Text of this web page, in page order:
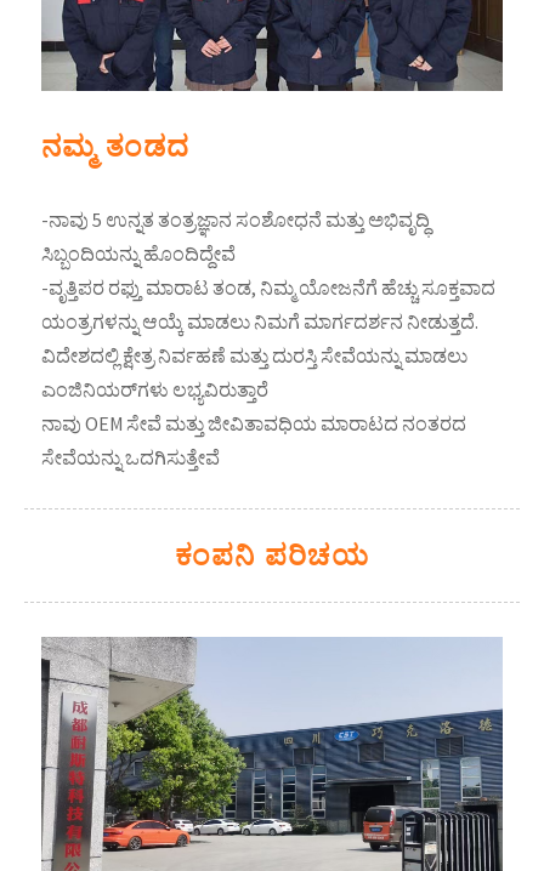
ನಮ್ಮ ತಂಡದ
-ನಾವು 5 ಉನ್ನತ ತಂತ್ರಜ್ಞಾನ ಸಂಶೋಧನೆ ಮತ್ತು ಅಭಿವೃದ್ಧಿ
ಸಿಬ್ಬಂದಿಯನ್ನು ಹೊಂದಿದ್ದೇವೆ
-ವೃತ್ತಿಪರ ರಫ್ತು ಮಾರಾಟ ತಂಡ, ನಿಮ್ಮ ಯೋಜನೆಗೆ ಹೆಚ್ಚು ಸೂಕ್ತವಾದ
ಯಂತ್ರಗಳನ್ನು ಆಯ್ಕೆ ಮಾಡಲು ನಿಮಗೆ ಮಾರ್ಗದರ್ಶನ ನೀಡುತ್ತದೆ.
ವಿದೇಶದಲ್ಲಿ ಕ್ಷೇತ್ರ ನಿರ್ವಹಣೆ ಮತ್ತು ದುರಸ್ತಿ ಸೇವೆಯನ್ನು ಮಾಡಲು
ಎಂಜಿನಿಯರ್‌ಗಳು ಲಭ್ಯವಿರುತ್ತಾರೆ
ನಾವು OEM ಸೇವೆ ಮತ್ತು ಜೀವಿತಾವಧಿಯ ಮಾರಾಟದ ನಂತರದ
ಸೇವೆಯನ್ನು ಒದಗಿಸುತ್ತೇವೆ
ಕಂಪನಿ ಪರಿಚಯ